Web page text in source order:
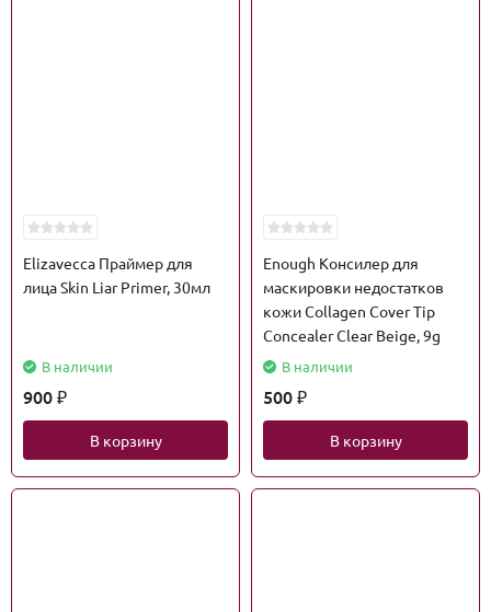
Elizavecca Праймер для
лица Skin Liar Primer, 30мл
В наличии
900 ₽
В корзину
Enough Консилер для
маскировки недостатков
кожи Collagen Cover Tip
Concealer Clear Beige, 9g
В наличии
500 ₽
В корзину